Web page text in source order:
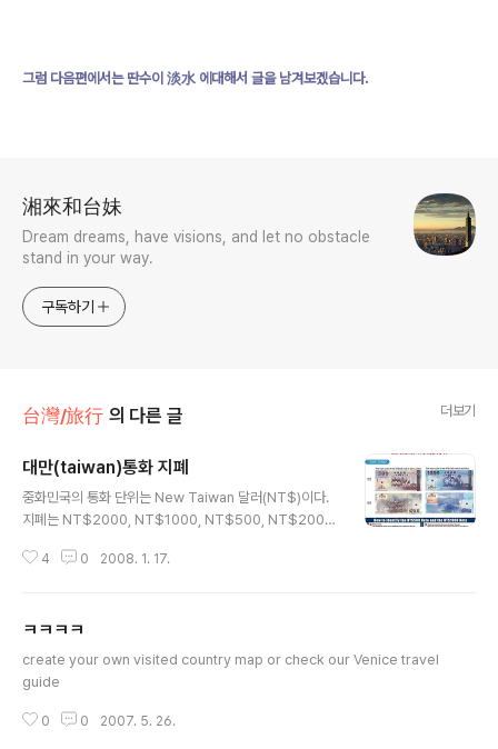
그럼 다음편에서는 딴수이 淡水 에대해서 글을 남겨보겠습니다.
湘來和台妹
Dream dreams, have visions, and let no obstacle
stand in your way.
구독하기
台灣/旅行 의 다른 글 더보기
대만(taiwan)통화 지폐
중화민국의 통화 단위는 New Taiwan 달러(NT$)이다.
지폐는 NT$2000, NT$1000, NT$500, NT$200,
T$5, NT$1가 있다. 외환은 정부 지정은행이나 호텔에서
익스프레스, 마스터 카드, 비자 그리고 디너 클럽 같은 신용
카드를 사용할 수 있다. 타이완의 지폐와 주화의 위조방지
를 위해 대만중앙은행은 7월 1일부터 새 NT$2,000지폐
했다. 지폐 : NT$1000, NT$500, NT$100, NT$50
4 0 2008. 1. 17.
ㅋㅋㅋㅋ
create your own visited country map or check our Venice travel
guide
0 0 2007. 5. 26.